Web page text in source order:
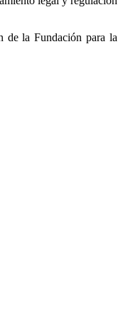
de la Fundación para la